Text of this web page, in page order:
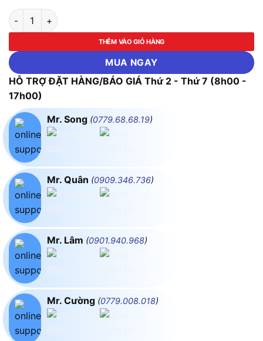
Thùng đồ nghề bằng sắt 3 ngăn ASAKI-AK-9957 số lượng
THÊM VÀO GIỎ HÀNG
MUA NGAY
HỖ TRỢ ĐẶT HÀNG/BÁO GIÁ Thứ 2 - Thứ 7 (8h00 -
17h00)
Mr. Song (0779.68.68.19)
Mr. Quân (0909.346.736)
Mr. Lâm (0901.940.968)
Mr. Cường (0779.008.018)